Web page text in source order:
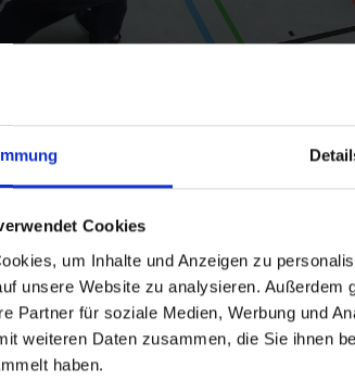
Cookies
um Inhalte und Anzeigen zu
unsere Website zu analysieren.
Partner für soziale Medien, Werbung und
weiteren Daten zusammen, die Sie ihnen
haben.
lernen neue Trainingsmethoden für den
Anhalt immer mehr an Bedeutung.
den Erhalt der körperlichen Fitness, die
das Ausgleichen körperlicher Defizite zu
Bedürfnisse älterer Menschen
Übungsleiter*innen
um sich über neue Methoden